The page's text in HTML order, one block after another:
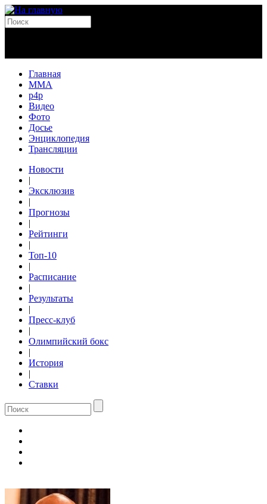
Главная
MMA
p4p
Видео
Фото
Досье
Энциклопедия
Трансляции
Новости
|
Эксклюзив
|
Прогнозы
|
Рейтинги
|
Топ-10
|
Расписание
|
Результаты
|
Пресс-клуб
|
Олимпийский бокс
|
История
|
Ставки